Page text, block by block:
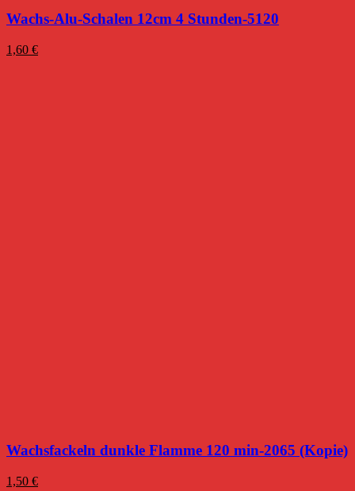
Wachs-Alu-Schalen 12cm 4 Stunden-5120
1,60 €
Wachsfackeln dunkle Flamme 120 min-2065 (Kopie)
1,50 €